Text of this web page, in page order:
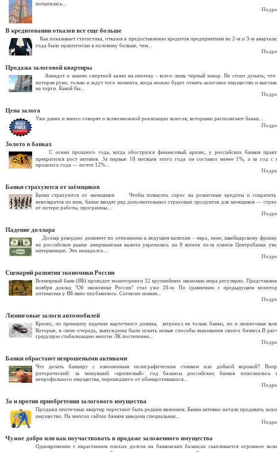
попыталась...
В кредитовании отказов все еще больше
Как показывает статистика, отказов в предоставлении кредитов предприятиям во 2-м и 3-м
года было практически в половину больше, чем...
Продажа залоговой квартиры
Анекдот о замене смертной казни на ипотеку - всего лишь чёрный юмор. Не стоит думать, что
потирая руки, только и ждут того момента, когда можно будет отнять залоговое имущество и
на торги. Какой бы...
Цена залога
Уже давно и много говорят о всевозможной реализации залогов, которыми располагают банки...
Золото в банках
С осени прошлого года, когда обострился финансовый кризис, у российских банков
прекратился рост активов. За первые 10 месяцев этого года он составил менее 1%, а за год с
прошлого года — почти 12%...
Банки страхуются от заёмщиков
Банки страхуются от заемщиков Чтобы повысить спрос на розничные кредиты и сократить
невозвратов по ним, банки вводят ряд дополнительных страховых продуктов для заемщиков —
от потери работы, программы...
Падение доллара
Доллар рекордно дешевеет по отношению к ведущим валютам – евро, иене, швейцарскому
на российском рынке американская валюта укрепилась на 8 копеек из-за планов Центробанка
интервенции. Это ненадолго...
Сценарий развития экономики России
Всемирный банк (ВБ) проводит мониторинги 32 крупнейших экономик мира регулярно.
ноября доклад "Об экономике России" стал уже 20-м. По сравнению с предыдущим
оптимизма у ВБ явно поубавилось. Согласно новым...
Лизинговые залоги автомобилей
Кризис, по принципу падения карточного домика, затронул не только банки, но и лизинговые
Которые, в свою очередь, вынуждены были искать новые способы выживания своего бизнеса.В
грядущую стабилизацию многие ЛК постепенно...
Банки обрастают непрошеными активами
Что делать банкиру с изношенным полиграфическим станком или дойной коровой?
риторический: за минувший «кризисный» год балансы российских банков пополнились
непрофильного имущества, перешедшего от обанкротившихся...
За и против приобретения залогового имущества
Продажи ипотечных квартир перестают быть редким явлением. Банки активно начали продавать
имущество. На многих сайтах банков заведена специальная...
Чужое добро или как поучаствовать в продаже заложенного имущества
Одновременно с нарастанием плохих долгов на банковских балансах скапливается огромное